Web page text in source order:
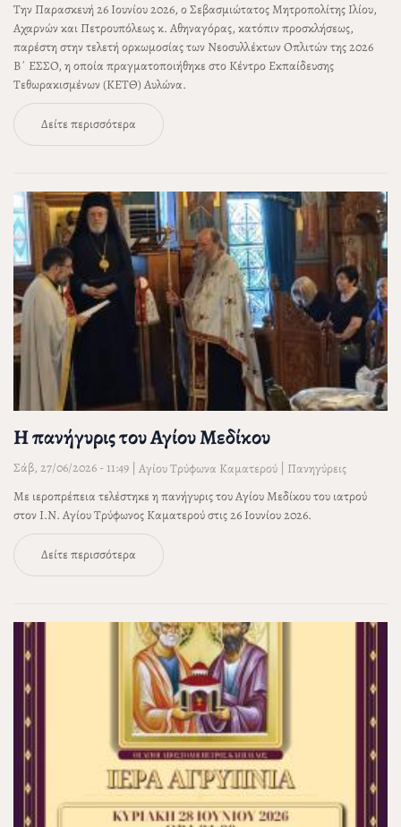
Την Παρασκευή 26 Ιουνίου 2026, ο Σεβασμιώτατος Μητροπολίτης Ιλίου,
Αχαρνών και Πετρουπόλεως κ. Αθηναγόρας, κατόπιν προσκλήσεως,
παρέστη στην τελετή ορκωμοσίας των Νεοσυλλέκτων Οπλιτών της 2026
Β΄ ΕΣΣΟ, η οποία πραγματοποιήθηκε στο Κέντρο Εκπαίδευσης
Τεθωρακισμένων (ΚΕΤΘ) Αυλώνα.
Δείτε περισσότερα
Η πανήγυρις του Αγίου Μεδίκου
Σάβ, 27/06/2026 - 11:49 | Αγίου Τρύφωνα Καματερού | Πανηγύρεις
Με ιεροπρέπεια τελέστηκε η πανήγυρις του Αγίου Μεδίκου του ιατρού
στον Ι.Ν. Αγίου Τρύφωνος Καματερού στις 26 Ιουνίου 2026.
Δείτε περισσότερα